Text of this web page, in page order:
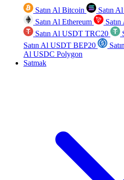
Satın Al Bitcoin Satın
Satın Al Ethereum
Satın Al USDT TRC20
Satın Al USDT BEP20
Al USDC Polygon
Satmak